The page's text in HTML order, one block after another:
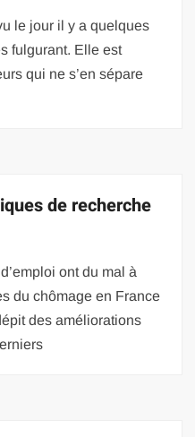
le jour il y a quelques
fulgurant. Elle est
qui ne s’en sépare
de recherche
ont du mal à
du chômage en France
des améliorations